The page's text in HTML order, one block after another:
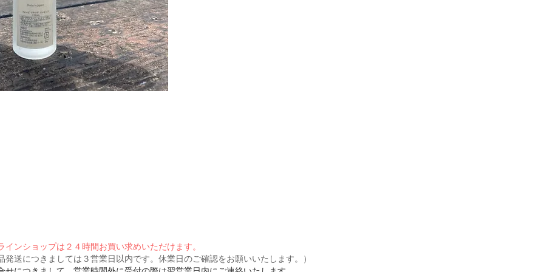
インショップは２４時間お買い求めいただけます。
発送につきましては３営業日以内です。休業日のご確認をお願いいたします。）